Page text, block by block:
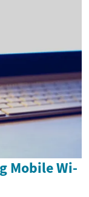
Mobile Wi-